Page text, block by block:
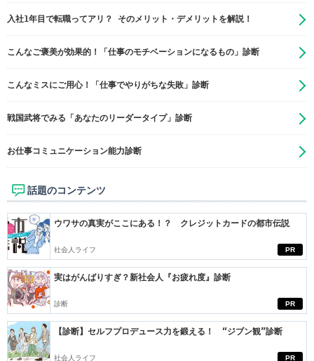
入社1年目で転職ってアリ？ そのメリット・デメリットを解説！
こんなご褒美が効果的！「仕事のモチベーションになるもの」診断
こんなミスにご用心！「仕事でやりがちな失敗」診断
戦国武将でみる「あなたのリーダータイプ」診断
お仕事コミュニケーション能力診断
話題のコンテンツ
PR
ウワサの真実がここにある！？ クレジットカードの都市伝説
社会人ライフ
PR
実はがんばりすぎ？新社会人『お疲れ度』診断
診断
PR
【診断】セルフプロデュース力を鍛える！ “ジブン観”診断
社会人ライフ